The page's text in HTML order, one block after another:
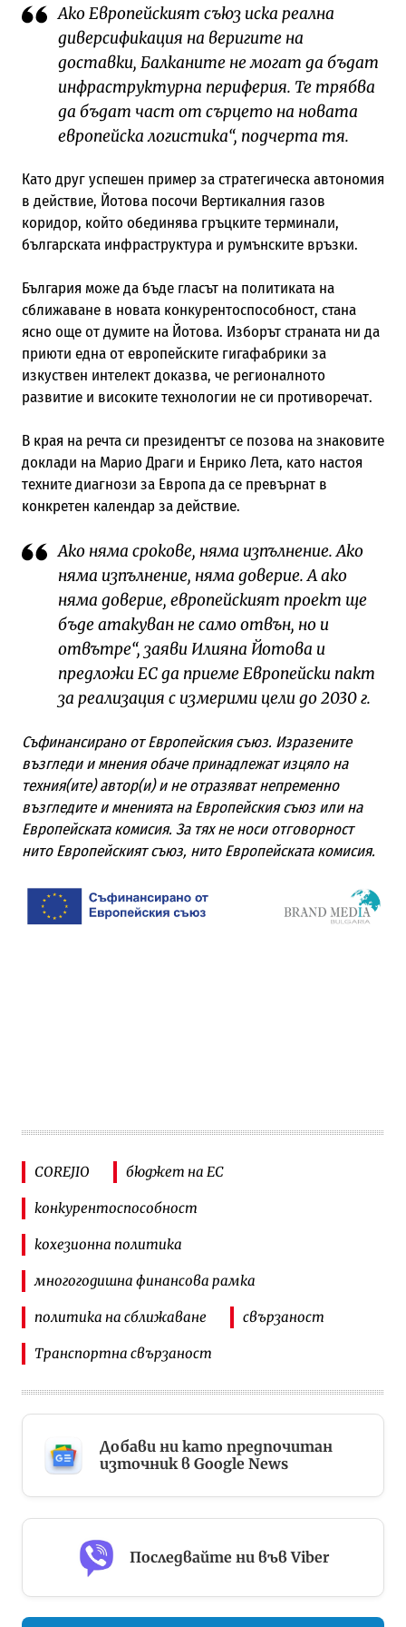
Ако Европейският съюз иска реална
диверсификация на веригите на
доставки, Балканите не могат да бъдат
инфраструктурна периферия. Те трябва
да бъдат част от сърцето на новата
европейска логистика“, подчерта тя.
Като друг успешен пример за стратегическа автономия
в действие, Йотова посочи Вертикалния газов
коридор, който обединява гръцките терминали,
българската инфраструктура и румънските връзки.
България може да бъде гласът на политиката на
сближаване в новата конкурентоспособност, стана
ясно още от думите на Йотова. Изборът страната ни да
приюти една от европейските гигафабрики за
изкуствен интелект доказва, че регионалното
развитие и високите технологии не си противоречат.
В края на речта си президентът се позова на знаковите
доклади на Марио Драги и Енрико Лета, като настоя
техните диагнози за Европа да се превърнат в
конкретен календар за действие.
Ако няма срокове, няма изпълнение. Ако
няма изпълнение, няма доверие. А ако
няма доверие, европейският проект ще
бъде атакуван не само отвън, но и
отвътре“, заяви Илияна Йотова и
предложи ЕС да приеме Европейски пакт
за реализация с измерими цели до 2030 г.
Съфинансирано от Европейския съюз. Изразените
възгледи и мнения обаче принадлежат изцяло на
техния(ите) автор(и) и не отразяват непременно
възгледите и мненията на Европейския съюз или на
Европейската комисия. За тях не носи отговорност
нито Европейският съюз, нито Европейската комисия.
COREJIO бюджет на ЕС
конкурентоспособност
кохезионна политика
многогодишна финансова рамка
политика на сближаване свързаност
Транспортна свързаност
Добави ни като предпочитан
източник в Google News
Последвайте ни във Viber